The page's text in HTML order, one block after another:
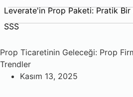
Leverate'in Prop Paketi: Pratik Bir
SSS
Prop Ticaretinin Geleceği: Prop
Trendler
Kasım 13, 2025